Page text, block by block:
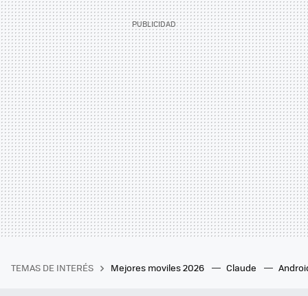
TEMAS DE INTERÉS Mejores moviles 2026 Claude